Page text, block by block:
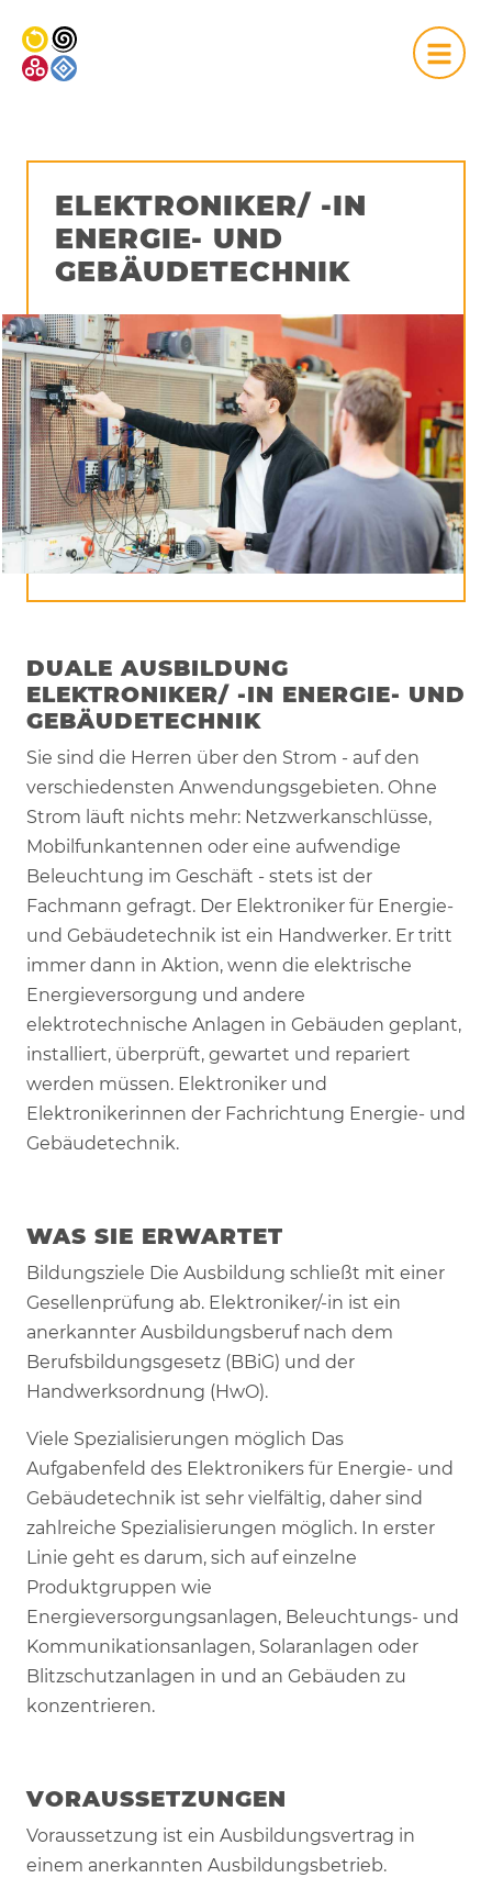
ELEKTRONIKER/ -IN
ENERGIE- UND
GEBÄUDETECHNIK
DUALE AUSBILDUNG
ELEKTRONIKER/ -IN ENERGIE- UND
GEBÄUDETECHNIK
Sie sind die Herren über den Strom - auf den
verschiedensten Anwendungsgebieten. Ohne
Strom läuft nichts mehr: Netzwerkanschlüsse,
Mobilfunkantennen oder eine aufwendige
Beleuchtung im Geschäft - stets ist der
Fachmann gefragt. Der Elektroniker für Energie-
und Gebäudetechnik ist ein Handwerker. Er tritt
immer dann in Aktion, wenn die elektrische
Energieversorgung und andere
elektrotechnische Anlagen in Gebäuden geplant,
installiert, überprüft, gewartet und repariert
werden müssen. Elektroniker und
Elektronikerinnen der Fachrichtung Energie- und
Gebäudetechnik.
WAS SIE ERWARTET
Bildungsziele Die Ausbildung schließt mit einer
Gesellenprüfung ab. Elektroniker/-in ist ein
anerkannter Ausbildungsberuf nach dem
Berufsbildungsgesetz (BBiG) und der
Handwerksordnung (HwO).
Viele Spezialisierungen möglich Das
Aufgabenfeld des Elektronikers für Energie- und
Gebäudetechnik ist sehr vielfältig, daher sind
zahlreiche Spezialisierungen möglich. In erster
Linie geht es darum, sich auf einzelne
Produktgruppen wie
Energieversorgungsanlagen, Beleuchtungs- und
Kommunikationsanlagen, Solaranlagen oder
Blitzschutzanlagen in und an Gebäuden zu
konzentrieren.
VORAUSSETZUNGEN
Voraussetzung ist ein Ausbildungsvertrag in
einem anerkannten Ausbildungsbetrieb.